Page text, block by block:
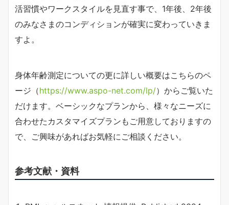
活習慣やワークスタイルを見直す事で、1年後、2年後
のみなさまのコンディションが確実に変わっていきま
すよ。
身体年齢測定についての更に詳しい概要はこちらのペ
ージ（https://www.aspo-net.com/lp/）からご覧いた
だけます。ベーシックなプランから、様々なニーズに
合わせたカスタマイズプランもご用意しておりますの
で、ご興味があればお気軽にご相談ください。
参考文献・資料